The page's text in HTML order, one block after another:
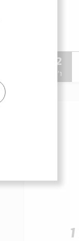
25.12
ו' | 18:30